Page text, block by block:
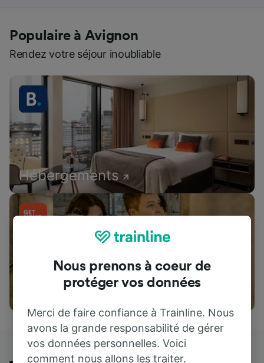
Populaire à Avignon
Rendez votre séjour inoubliable
Hébergements
Attractions
Nous prenons à coeur de
protéger vos données
Merci de faire confiance à Trainline. Nous
avons la grande responsabilité de gérer
vos données personnelles. Voici
comment nous allons les traiter.